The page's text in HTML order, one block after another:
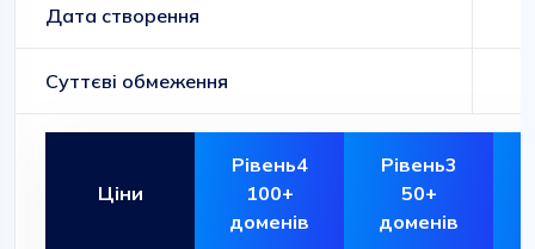
Дата створення
Суттєві обмеження
Ціни
Рівень4
100+
доменів
Рівень3
50+
доменів